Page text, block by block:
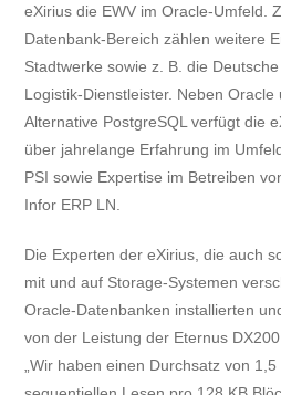
eXirius die EWV im Oracle-Umfeld.
Datenbank-Bereich zählen weitere
Stadtwerke sowie z. B. die
Logistik-Dienstleister. Neben
Alternative PostgreSQL verfügt die
über jahrelange Erfahrung im
PSI sowie Expertise im Betreiben
Infor ERP LN.
Die Experten der eXirius, die auch
mit und auf Storage-Systemen
Oracle-Datenbanken installierten
von der Leistung der Eternus
„Wir haben einen Durchsatz von